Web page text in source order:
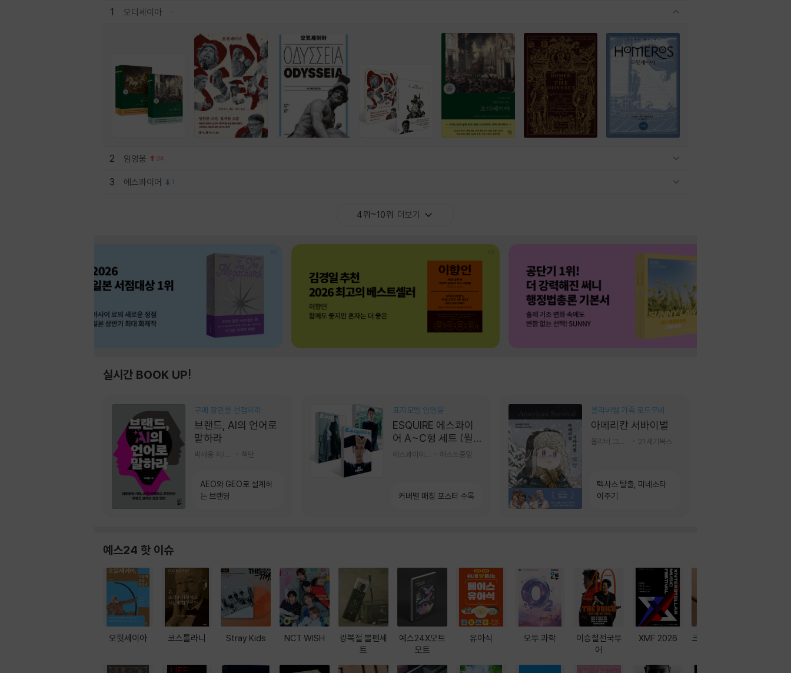
1 오디세이아
2 임영웅 34
3 에스콰이어 1
4위~10위 더보기
실시간 BOOK UP!
구매 장면을 선점하라
브랜드, AI의 언어로
말하라
책만
AEO와 GEO로 설계하
는 브랜딩
표지모델 임영웅
ESQUIRE 에스콰이
어 A~C형 세트 (월
간) : 9월 [2026]
허스트중앙
커버별 매칭 포스터 수록
올리버쌤 가족 로드무비
아메리칸 서바이벌
21세기북스
텍사스 탈출, 미네소타
이주기
예스24 핫 이슈
오뒷세이아 코스톨라니 Stray Kids NCT WISH
광복절 볼펜세
트
예스24X모트
모트
유아식 오투 과학
이승철전국투
어
XMF 2026
크레마 이북 리